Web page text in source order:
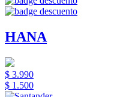
HANA
$ 3.990
$ 1.500